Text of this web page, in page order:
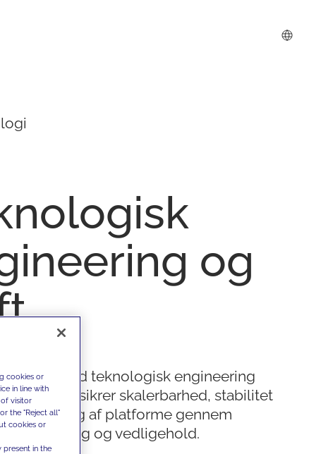
og
end-to-end teknologisk engineering
der sikrer skalerbarhed, stabilitet
udvikling af platforme gennem
monitorering og vedligehold.
cookies or
in line with
visitor
the "Reject all"
cookies or
in the